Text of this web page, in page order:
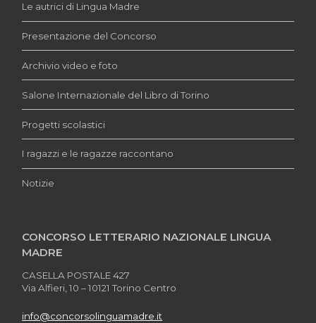
Le autrici di Lingua Madre
Presentazione del Concorso
Archivio video e foto
Salone Internazionale del Libro di Torino
Progetti scolastici
I ragazzi e le ragazze raccontano
Notizie
CONCORSO LETTERARIO NAZIONALE LINGUA
MADRE
CASELLA POSTALE 427
Via Alfieri, 10 – 10121 Torino Centro
info@concorsolinguamadre.it